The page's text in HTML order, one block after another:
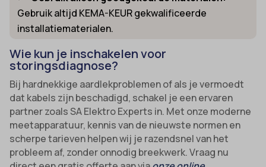
Gebruik altijd KEMA-KEUR gekwalificeerde
installatiematerialen.
Wie kun je inschakelen voor
storingsdiagnose?
Bij hardnekkige aardlekproblemen of als je vermoedt
dat kabels zijn beschadigd, schakel je een ervaren
partner zoals SA Elektro Experts in. Met onze moderne
meetapparatuur, kennis van de nieuwste normen en
scherpe tarieven helpen wij je razendsnel van het
probleem af, zonder onnodig breekwerk. Vraag nu